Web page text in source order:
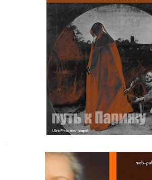
Переписка князя П. А.
Александром
Тургеневым